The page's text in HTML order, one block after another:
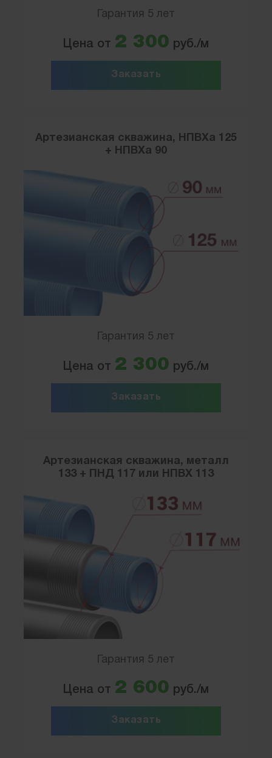
Гарантия 5 лет
Цена от 2 300 руб./м
Заказать
Артезианская скважина, НПВХа 125
+ НПВХа 90
Гарантия 5 лет
Цена от 2 300 руб./м
Заказать
Артезианская скважина, металл
133 + ПНД 117 или НПВХ 113
Гарантия 5 лет
Цена от 2 600 руб./м
Заказать